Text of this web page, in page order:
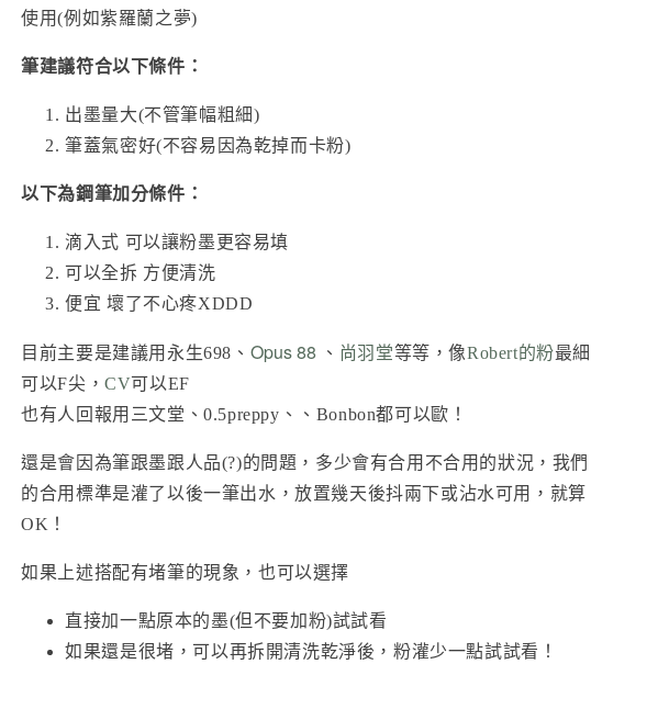
使用(例如紫羅蘭之夢)
筆建議符合以下條件：
出墨量大(不管筆幅粗細)
筆蓋氣密好(不容易因為乾掉而卡粉)
以下為鋼筆加分條件：
滴入式 可以讓粉墨更容易填
可以全拆 方便清洗
便宜 壞了不心疼XDDD
目前主要是建議用永生698、 Opus 88 、 尚羽堂等等，像Robert的粉最細
可以F尖，CV可以EF
也有人回報用三文堂、0.5preppy、、Bonbon都可以歐！
還是會因為筆跟墨跟人品(?)的問題，多少會有合用不合用的狀況，我們
的合用標準是灌了以後一筆出水，放置幾天後抖兩下或沾水可用，就算
OK！
如果上述搭配有堵筆的現象，也可以選擇
直接加一點原本的墨(但不要加粉)試試看
如果還是很堵，可以再拆開清洗乾淨後，粉灌少一點試試看！